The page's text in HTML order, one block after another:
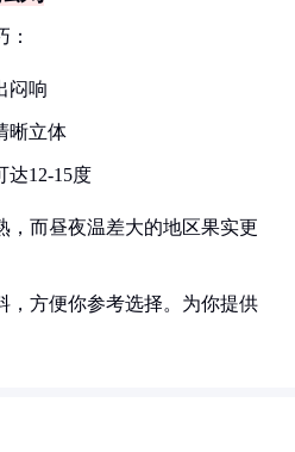
闷响
晰立体
达12-15度
，而昼夜温差大的地区果实更
，方便你参考选择。为你提供